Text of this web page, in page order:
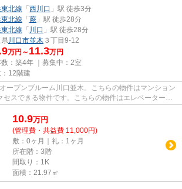
北線 「 西川口 」駅 徒歩3分
北線 「 蕨 」駅 徒歩28分
北線 「 川口 」駅 徒歩28分
川口市並木 ３丁目9-12
万円～ 11.3万円
：築4年 ｜募集中： 2室
：12階建
ープンブルーム川口並木。こちらの物件はマンション
セスできる物件です。こちらの物件はエレベーター付
住ま...
10.9万円
(管理費・共益費 11,000円)
敷：0ヶ月｜礼：1ヶ月
所在階：3階
間取り：1K
面積：21.97㎡